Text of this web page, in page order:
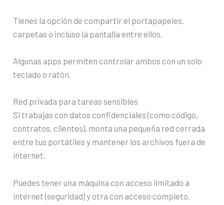
Tienes la opción de compartir el portapapeles,
carpetas o incluso la pantalla entre ellos.
Algunas apps permiten controlar ambos con un solo
teclado o ratón.
Red privada para tareas sensibles
Si trabajas con datos confidenciales (como código,
contratos, clientes), monta una pequeña red cerrada
entre tus portátiles y mantener los archivos fuera de
internet.
Puedes tener una máquina con acceso limitado a
internet (seguridad) y otra con acceso completo.